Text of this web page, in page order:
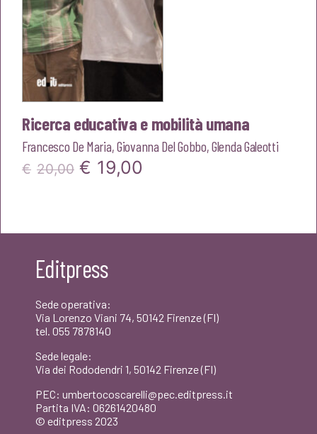
Ricerca educativa e mobilità umana
Francesco De Maria,Giovanna Del Gobbo,Glenda Galeotti
€ 20,00 Il
€20,00.
€ 19,00
Editpress
Sede operativa:
Via Lorenzo Viani 74, 50142 Firenze (FI)
tel. 055 7878140
Sede legale:
Via dei Rododendri 1, 50142 Firenze (FI)
PEC: umbertocoscarelli@pec.editpress.it
Partita IVA: 06261420480
© editpress 2023